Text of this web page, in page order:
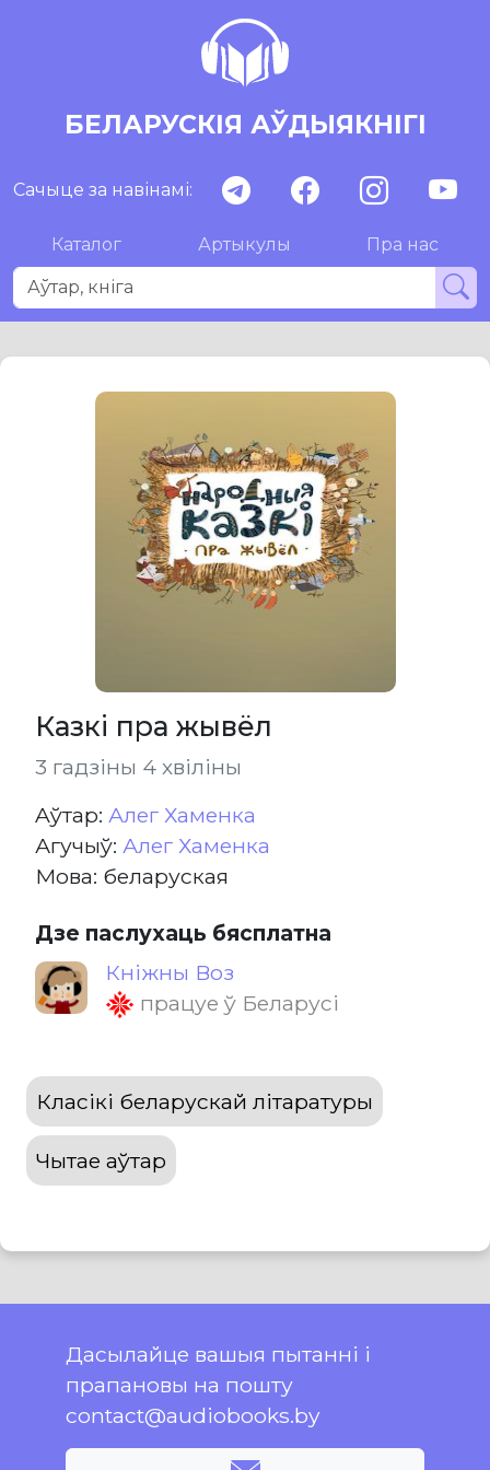
БЕЛАРУСКІЯ АЎДЫЯКНІГІ
Сачыце за навінамі:
Каталог Артыкулы Пра нас
Казкі пра жывёл
3 гадзіны 4 хвіліны
Aўтар: Алег Хаменка
Агучыў: Алег Хаменка
Мова: беларуская
Дзе паслухаць бясплатна
Кніжны Воз
працуе ў Беларусі
Класікі беларускай літаратуры
Чытае аўтар
Дасылайце вашыя пытанні і
прапановы на пошту
contact@audiobooks.by